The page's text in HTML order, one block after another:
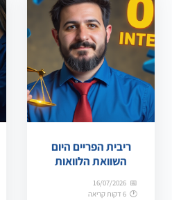
ריבית הפריים היום
השוואת הלוואות
16/07/2026
6 דקות קריאה